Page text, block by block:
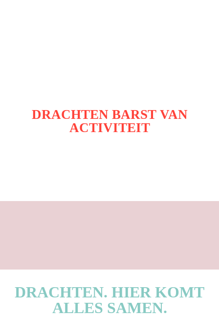
DRACHTEN BARST VAN
ACTIVITEIT
DRACHTEN. HIER KOMT
ALLES SAMEN.